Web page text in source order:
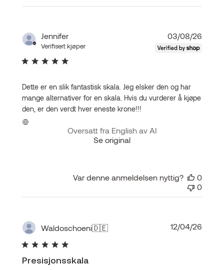
Jennifer
Verifisert kjøper
Dette er en slik fantastisk skala. Jeg elsker den og har
mange alternativer for en skala. Hvis du vurderer å kjøpe
den, er den verdt hver eneste krone!!!
Oversatt fra English av AI
Se original
03/08/26
Var denne anmeldelsen nyttig?
0
0
Waldoschoeni🇩🇪
Presisjonsskala
12/04/26